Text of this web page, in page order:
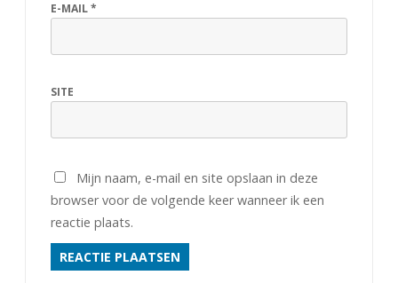
E-MAIL*
SITE
Mijn naam, e-mail en site opslaan in deze
browser voor de volgende keer wanneer ik een
reactie plaats.